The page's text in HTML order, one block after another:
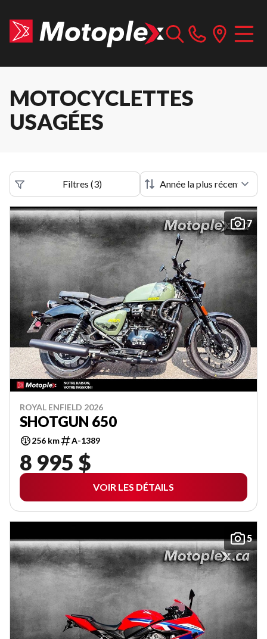
MOTOCYCLETTES
USAGÉES
Filtres (3)
7
ROYAL ENFIELD 2026
SHOTGUN 650
256 km A-1389
8 995 $
VOIR LES DÉTAILS
5